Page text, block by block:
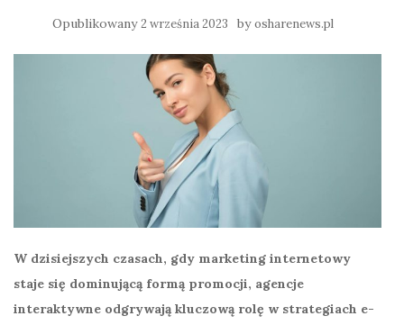
Opublikowany2 września 2023 byosharenews.pl
W dzisiejszych czasach, gdy marketing internetowy
staje się dominującą formą promocji, agencje
interaktywne odgrywają kluczową rolę w strategiach e-